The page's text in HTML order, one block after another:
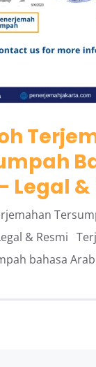
Legal &
& Resmi
bahasa